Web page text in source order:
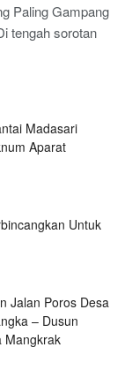
Paling Gampang
tengah sorotan
Madasari
Aparat
Untuk
Jalan Poros Desa
– Dusun
Mangkrak